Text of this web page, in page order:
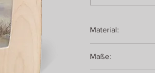
Material:
Maße: